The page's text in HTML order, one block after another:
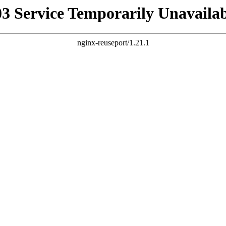
Service Temporarily
nginx-reuseport/1.21.1